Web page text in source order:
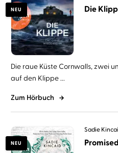
NEU Die
Die raue Küste Cornwalls, zwei
auf den Klippe ...
Zum Hörbuch
NEU
Sadie